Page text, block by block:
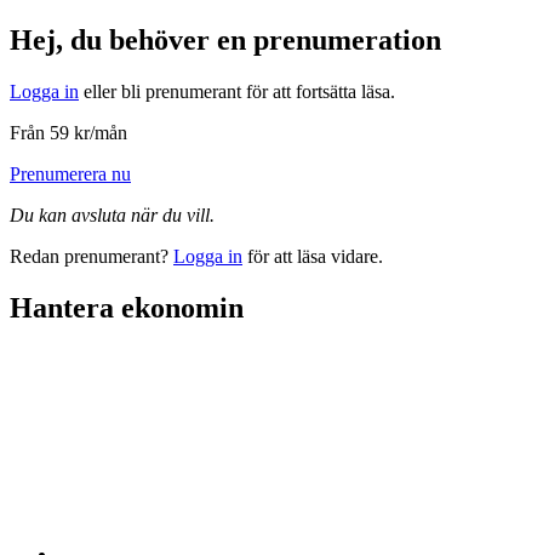
Hej, du behöver en prenumeration
Logga in eller bli prenumerant för att fortsätta läsa.
Från 59 kr/mån
Prenumerera nu
Du kan avsluta när du vill.
Redan prenumerant? Logga in för att läsa vidare.
Hantera ekonomin